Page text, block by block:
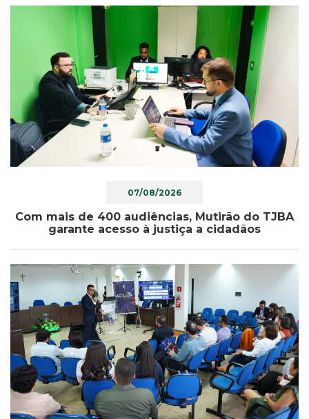
07/08/2026
Com mais de 400 audiências, Mutirão do TJBA
garante acesso à justiça a cidadãos